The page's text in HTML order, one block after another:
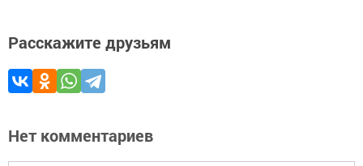
Расскажите друзьям
Нет комментариев